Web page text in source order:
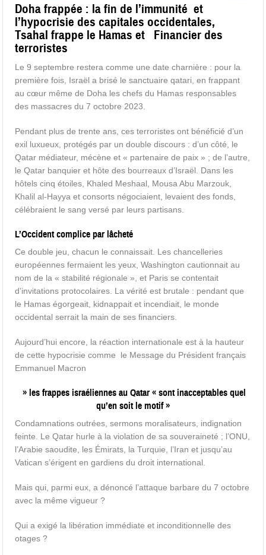
Doha frappée : la fin de l’immunité et
l’hypocrisie des capitales occidentales,
Tsahal frappe le Hamas et Financier des
terroristes
Le 9 septembre restera comme une date charnière : pour la
première fois, Israël a brisé le sanctuaire qatari, en frappant
au cœur même de Doha les chefs du Hamas responsables
des massacres du 7 octobre 2023.
Pendant plus de trente ans, ces terroristes ont bénéficié d’un
exil luxueux, protégés par un double discours : d’un côté, le
Qatar médiateur, mécène et « partenaire de paix » ; de l’autre,
le Qatar banquier et hôte des bourreaux d’Israël. Dans les
hôtels cinq étoiles, Khaled Meshaal, Mousa Abu Marzouk,
Khalil al-Hayya et consorts négociaient, levaient des fonds,
célébraient le sang versé par leurs partisans.
L’Occident complice par lâcheté
Ce double jeu, chacun le connaissait. Les chancelleries
européennes fermaient les yeux, Washington cautionnait au
nom de la « stabilité régionale », et Paris se contentait
d’invitations protocolaires. La vérité est brutale : pendant que
le Hamas égorgeait, kidnappait et incendiait, le monde
occidental serrait la main de ses financiers.
Aujourd’hui encore, la réaction internationale est à la hauteur
de cette hypocrisie comme le Message du Président français
Emmanuel Macron
» les frappes israéliennes au Qatar « sont inacceptables quel
qu’en soit le motif »
Condamnations outrées, sermons moralisateurs, indignation
feinte. Le Qatar hurle à la violation de sa souveraineté ; l’ONU,
l’Arabie saoudite, les Émirats, la Turquie, l’Iran et jusqu’au
Vatican s’érigent en gardiens du droit international.
Mais qui, parmi eux, a dénoncé l’attaque barbare du 7 octobre
avec la même vigueur ?
Qui a exigé la libération immédiate et inconditionnelle des
otages ?